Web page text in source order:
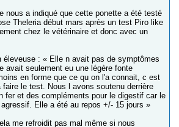
nous a indiqué que cette ponette a été testé
Theleria début mars après un test Piro like
chez le vétérinaire et donc avec un
éleveuse : « Elle n avait pas de symptômes
avait seulement eu une légère fonte
en forme que ce qu on l'a connait, c est
le test. Nous l avons soutenu derrière
fer et des compléments pour le digestif car le
Elle a été au repos +/- 15 jours »
me refroidit pas mal même si nous